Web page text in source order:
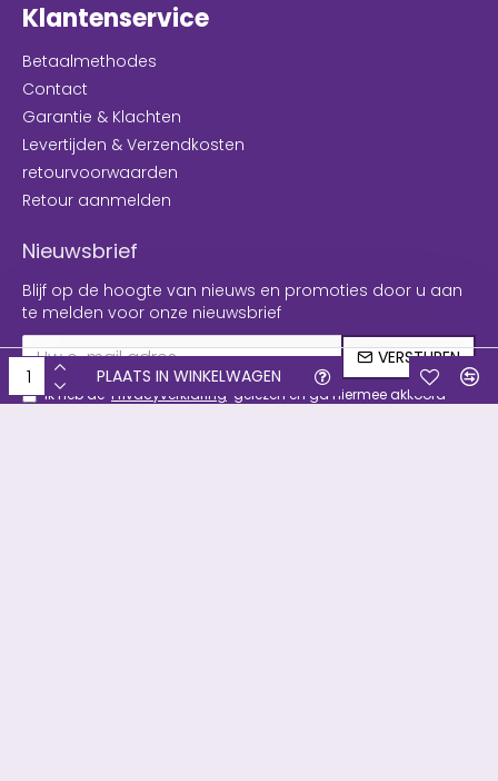
PLAATS IN WINKELWAGEN
Klantenservice
Betaalmethodes
Contact
Garantie & Klachten
Levertijden & Verzendkosten
retourvoorwaarden
Retour aanmelden
Nieuwsbrief
Blijf op de hoogte van nieuws en promoties door u aan
te melden voor onze nieuwsbrief
VERSTUREN
Ik heb de Privacyverklaring gelezen en ga hiermee akkoord